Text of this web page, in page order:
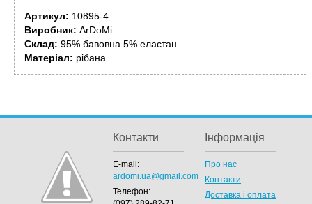
Артикул: 10895-4
Виробник: ArDoMi
Склад: 95% бавовна 5% еластан
Матеріал: рібана
Контакти
E-mail:
ardomi.ua@gmail.com
Телефон:
Інформація
Про нас
Контакти
Доставка і оплата